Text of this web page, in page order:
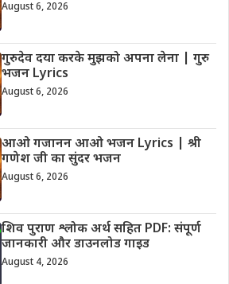
August 6, 2026
गुरुदेव दया करके मुझको अपना लेना | गुरु
भजन Lyrics
August 6, 2026
आओ गजानन आओ भजन Lyrics | श्री
गणेश जी का सुंदर भजन
August 6, 2026
शिव पुराण श्लोक अर्थ सहित PDF: संपूर्ण
जानकारी और डाउनलोड गाइड
August 4, 2026